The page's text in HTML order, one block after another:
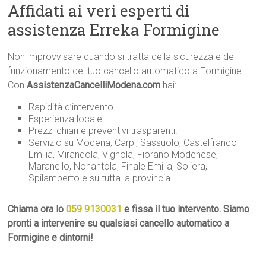
Affidati ai veri esperti di
assistenza Erreka Formigine
Non improvvisare quando si tratta della sicurezza e del
funzionamento del tuo cancello automatico a Formigine.
ConAssistenzaCancelliModena.com hai:
Rapidità d’intervento.
Esperienza locale.
Prezzi chiari e preventivi trasparenti.
Servizio su Modena, Carpi, Sassuolo, Castelfranco
Emilia, Mirandola, Vignola, Fiorano Modenese,
Maranello, Nonantola, Finale Emilia, Soliera,
Spilamberto e su tutta la provincia.
Chiama ora lo059 9130031 e fissa il tuo intervento. Siamo
pronti a intervenire su qualsiasi cancello automatico a
Formigine e dintorni!